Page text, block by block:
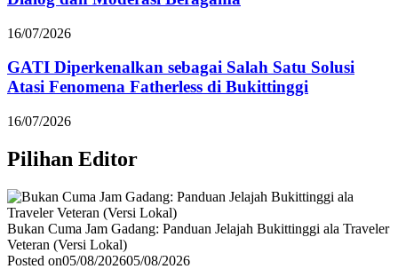
16/07/2026
GATI Diperkenalkan sebagai Salah Satu Solusi
Atasi Fenomena Fatherless di Bukittinggi
16/07/2026
Pilihan Editor
Bukan Cuma Jam Gadang: Panduan Jelajah Bukittinggi ala Traveler
Veteran (Versi Lokal)
Posted on05/08/202605/08/2026